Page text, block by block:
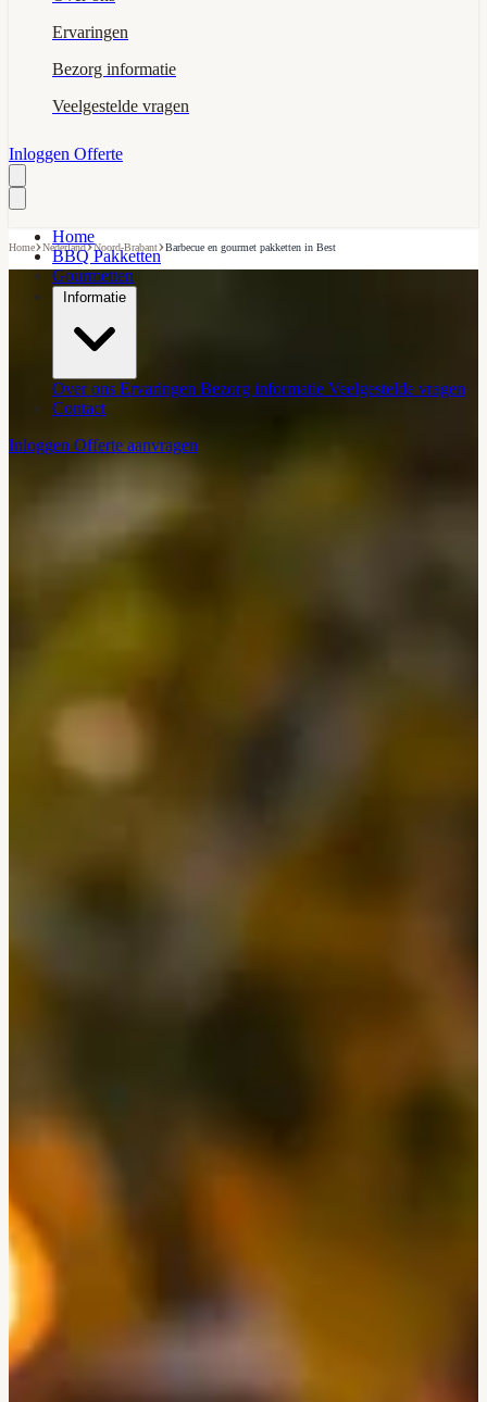
Ervaringen
Bezorg informatie
Veelgestelde vragen
Inloggen Offerte
Home
BBQ Pakketten
Gourmetten
Informatie
Over ons Ervaringen Bezorg informatie Veelgestelde vragen
Contact
Inloggen Offerte aanvragen
Home›Nederland›Noord-Brabant›Barbecue en gourmet pakketten in Best